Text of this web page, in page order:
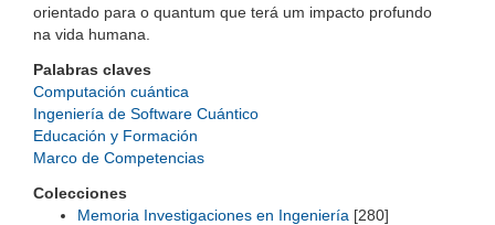
orientado para o quantum que terá um impacto profundo
na vida humana.
Palabras claves
Computación cuántica
Ingeniería de Software Cuántico
Educación y Formación
Marco de Competencias
Colecciones
Memoria Investigaciones en Ingeniería [280]